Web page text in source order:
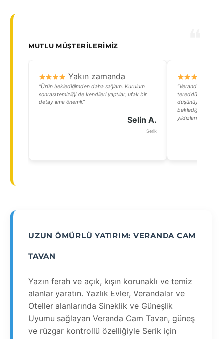
MUTLU MÜŞTERILERIMIZ
Yakın zamanda
“Ürün beklediğimden daha sağlam. Kurulum
sonrası temizliği de kendileri yaptılar, ufak bir
detay ama önemli.”
Selin A.
Serik
“Veranda cam
tereddütlerim
düşünüyordum.
beklediğimden
yıldızları izlemek
UZUN ÖMÜRLÜ YATIRIM: VERANDA CAM
TAVAN
Yazın ferah ve açık, kışın korunaklı ve temiz
alanlar yaratın. Yazlık Evler, Verandalar ve
Oteller alanlarında Sineklik ve Güneşlik
Uyumu sağlayan Veranda Cam Tavan, güneş
ve rüzgar kontrollü özelliğiyle Serik için